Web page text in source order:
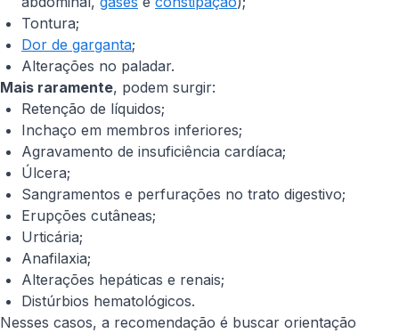
Tontura;
Dor de garganta;
Alterações no paladar.
Mais raramente, podem surgir:
Retenção de líquidos;
Inchaço em membros inferiores;
Agravamento de insuficiência cardíaca;
Úlcera;
Sangramentos e perfurações no trato digestivo;
Erupções cutâneas;
Urticária;
Anafilaxia;
Alterações hepáticas e renais;
Distúrbios hematológicos.
Nesses casos, a recomendação é buscar orientação